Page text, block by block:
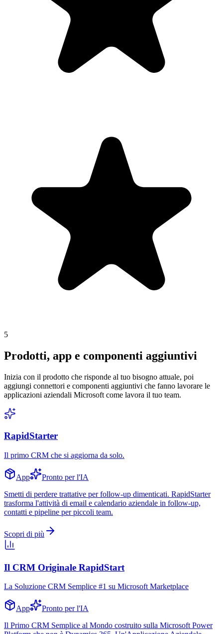
5
Prodotti, app e componenti aggiuntivi
Inizia con il prodotto che risponde al tuo bisogno attuale, poi
aggiungi connettori e componenti aggiuntivi che fanno lavorare le
applicazioni aziendali Microsoft come lavora il tuo team.
RapidStarter
Il primo CRM che si aggiorna da solo.
App
Pronto per l'IA
Smetti di perdere trattative per follow-up dimenticati. RapidStarter
trasforma l'attività di email e calendario aziendale in follow-up,
contatti e pipeline per piccoli team.
Scopri di più
Il CRM Originale RapidStart
La Soluzione CRM Semplice #1 su Microsoft Marketplace
App
Pronto per l'IA
Il Primo CRM Semplice al Mondo costruito sulla Microsoft Power